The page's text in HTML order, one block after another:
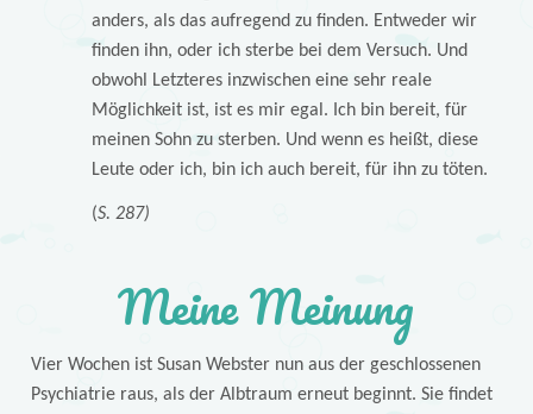
anders, als das aufregend zu finden. Entweder wir
finden ihn, oder ich sterbe bei dem Versuch. Und
obwohl Letzteres inzwischen eine sehr reale
Möglichkeit ist, ist es mir egal. Ich bin bereit, für
meinen Sohn zu sterben. Und wenn es heißt, diese
Leute oder ich, bin ich auch bereit, für ihn zu töten.
(S. 287)
Meine Meinung
Vier Wochen ist Susan Webster nun aus der geschlossenen
Psychiatrie raus, als der Albtraum erneut beginnt. Sie findet